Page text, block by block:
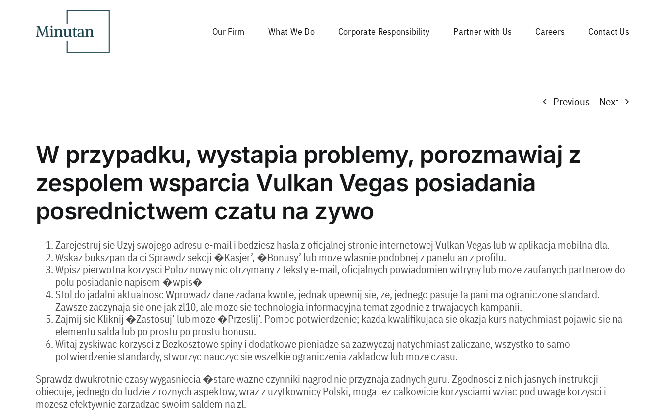
Our Firm What We Do Corporate Responsibility Partner with Us Careers Contact Us
Previous Next
W przypadku, wystapia problemy, porozmawiaj z
zespolem wsparcia Vulkan Vegas posiadania
posrednictwem czatu na zywo
Zarejestruj sie Uzyj swojego adresu e-mail i bedziesz hasla z oficjalnej stronie internetowej Vulkan Vegas lub w aplikacja mobilna dla.
Wskaz bukszpan da ci Sprawdz sekcji �Kasjer’, �Bonusy’ lub moze wlasnie podobnej z panelu an z profilu.
Wpisz pierwotna korzysci Poloz nowy nic otrzymany z teksty e-mail, oficjalnych powiadomien witryny lub moze zaufanych partnerow do
polu posiadanie napisem �wpis�
Stol do jadalni aktualnosc Wprowadz dane zadana kwote, jednak upewnij sie, ze, jednego pasuje ta pani ma ograniczone standard.
Zawsze zaczynaja sie one jak zl10, ale moze sie technologia informacyjna temat zgodnie z trwajacych kampanii.
Zajmij sie Kliknij �Zastosuj’ lub moze �Przeslij’. Pomoc potwierdzenie; kazda kwalifikujaca sie okazja kurs natychmiast pojawic sie na
elementu salda lub po prostu po prostu bonusu.
Witaj zyskiwac korzysci z Bezkosztowe spiny i dodatkowe pieniadze sa zazwyczaj natychmiast zaliczane, wszystko to samo
potwierdzenie standardy, stworzyc nauczyc sie wszelkie ograniczenia zakladow lub moze czasu.
Sprawdz dwukrotnie czasy wygasniecia �stare wazne czynniki nagrod nie przyznaja zadnych guru. Zgodnosci z nich jasnych instrukcji
obiecuje, jednego do ludzie z roznych aspektow, wraz z uzytkownicy Polski, moga tez calkowicie korzysciami wziac pod uwage korzysci i
mozesz efektywnie zarzadzac swoim saldem na zl.